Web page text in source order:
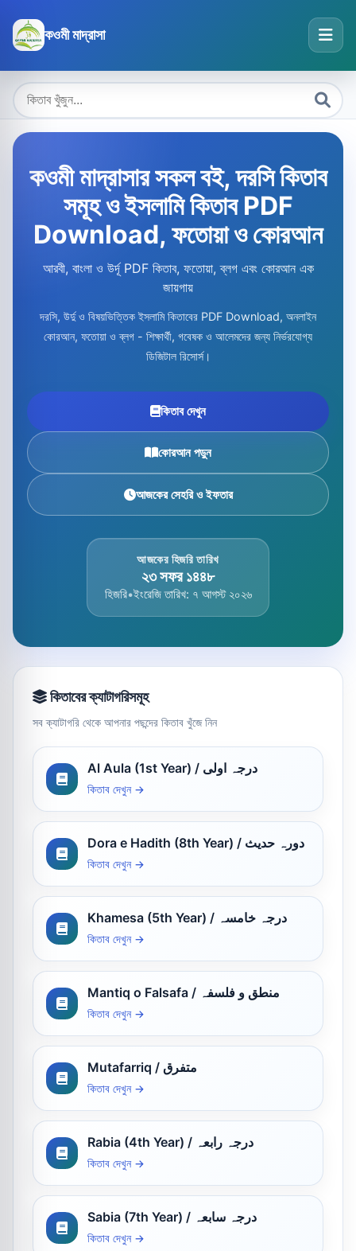
কওমী মাদ্রাসা
কওমী মাদ্রাসার সকল বই, দরসি কিতাব
সমূহ ও ইসলামি কিতাব PDF
Download, ফতোয়া ও কোরআন
আরবী, বাংলা ও উর্দূ PDF কিতাব, ফতোয়া, ব্লগ এবং কোরআন এক
জায়গায়
দরসি, উর্দু ও বিষয়ভিত্তিক ইসলামি কিতাবের PDF Download, অনলাইন
কোরআন, ফতোয়া ও ব্লগ - শিক্ষার্থী, গবেষক ও আলেমদের জন্য নির্ভরযোগ্য
ডিজিটাল রিসোর্স।
কিতাব দেখুন
কোরআন পড়ুন
আজকের সেহরি ও ইফতার
আজকের হিজরি তারিখ
২৩ সফর ১৪৪৮
হিজরি•ইংরেজি তারিখ: ৭ আগস্ট ২০২৬
কিতাবের ক্যাটাগরিসমূহ
সব ক্যাটাগরি থেকে আপনার পছন্দের কিতাব খুঁজে নিন
Al Aula (1st Year) / درجہ اولی
কিতাব দেখুন →
Dora e Hadith (8th Year) / دورہ حدیث
কিতাব দেখুন →
Khamesa (5th Year) / درجہ خامسہ
কিতাব দেখুন →
Mantiq o Falsafa / منطق و فلسفہ
কিতাব দেখুন →
Mutafarriq / متفرق
কিতাব দেখুন →
Rabia (4th Year) / درجہ رابعہ
কিতাব দেখুন →
Sabia (7th Year) / درجہ سابعہ
কিতাব দেখুন →